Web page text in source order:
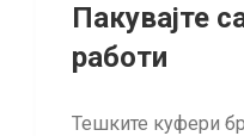
Пакувајте
работи
Тешките куфери